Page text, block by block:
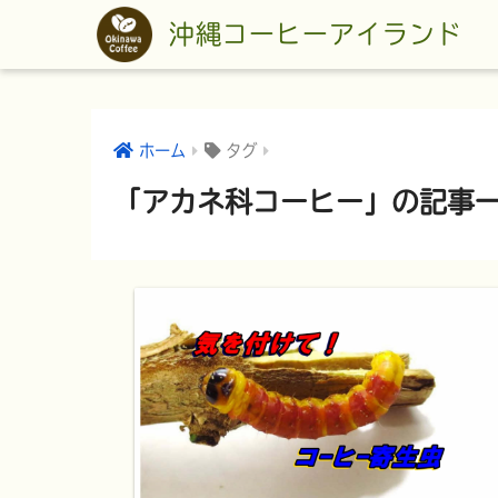
沖縄コーヒーアイランド
ホーム タグ
「アカネ科コーヒー」の記事